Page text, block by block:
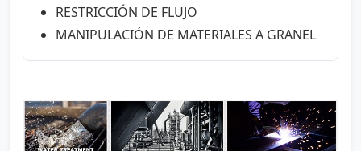
RESTRICCIÓN DE FLUJO
MANIPULACIÓN DE MATERIALES A GRANEL